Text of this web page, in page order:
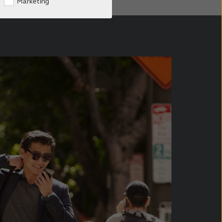
Afstandsbedieningen
Afstandsbediening ondersteuning